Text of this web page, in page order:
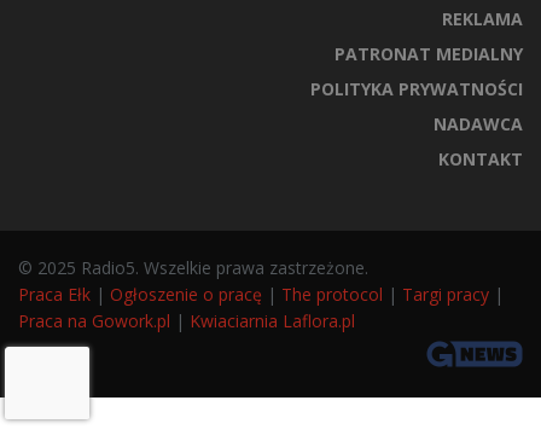
REKLAMA
PATRONAT MEDIALNY
POLITYKA PRYWATNOŚCI
NADAWCA
KONTAKT
© 2025 Radio5. Wszelkie prawa zastrzeżone.
Praca Ełk | Ogłoszenie o pracę | The protocol | Targi pracy |
Praca na Gowork.pl | Kwiaciarnia Laflora.pl